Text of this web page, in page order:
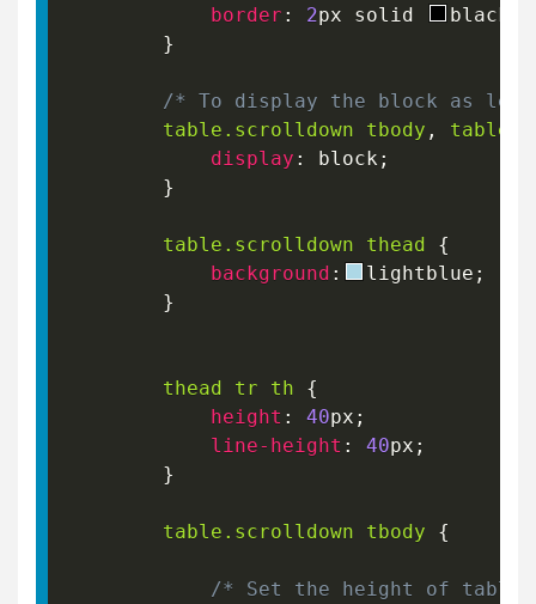
border : 2px solid black
}
/* To display the block as
table .scrolldown tbody , table
display : block ;
}
table .scrolldown thead
{
background : lightblue ;
}
thead tr th
{
height : 40px ;
line-height : 40px ;
}
table .scrolldown tbody {
/* Set the height of table